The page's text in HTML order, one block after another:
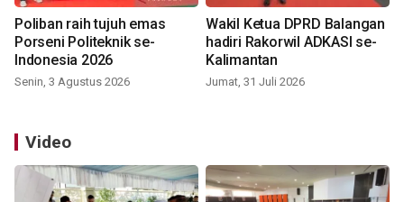
Poliban raih tujuh emas
Porseni Politeknik se-
Indonesia 2026
Senin, 3 Agustus 2026
Wakil Ketua DPRD Balangan
hadiri Rakorwil ADKASI se-
Kalimantan
Jumat, 31 Juli 2026
Video